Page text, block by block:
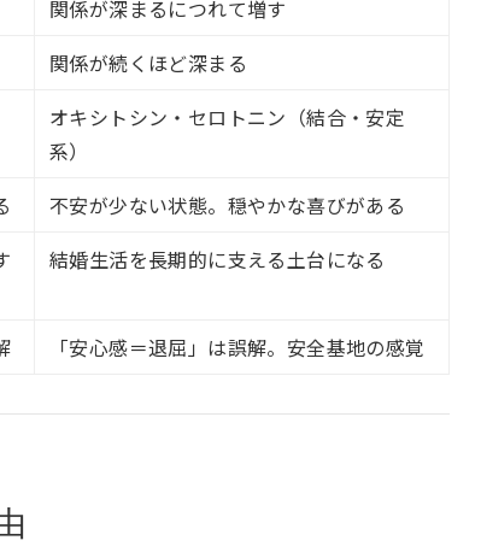
関係が深まるにつれて増す
関係が続くほど深まる
オキシトシン・セロトニン（結合・安定
系）
不安が少ない状態。穏やかな喜びがある
結婚生活を長期的に支える土台になる
「安心感＝退屈」は誤解。安全基地の感覚